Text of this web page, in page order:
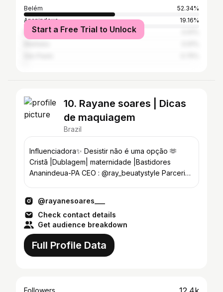
Belém
52.34%
Ananindeua
19.16%
Bragança
Start a Free Trial to Unlock
10. Rayane soares | Dicas
de maquiagem
Brazil
Influenciadora✨ Desistir não é uma opção 🫶
Cristã |Dublagem| maternidade |Bastidores
Ananindeua-PA CEO : @ray_beuatystyle Parcerias
@rayanesoares___
Check contact details
Get audience breakdown
Full Profile Data
Followers